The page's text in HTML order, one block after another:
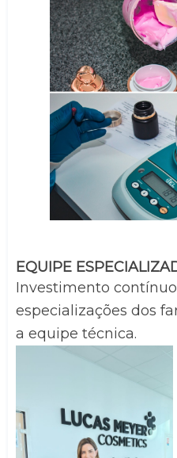
EQUIPE
Investimento
especializações dos
a equipe técnica.